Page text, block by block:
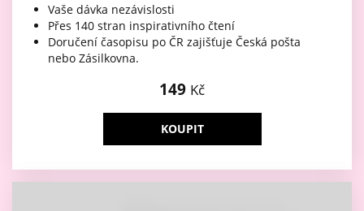
Vaše dávka nezávislosti
Přes 140 stran inspirativního čtení
Doručení časopisu po ČR zajišťuje Česká pošta
nebo Zásilkovna.
149 Kč
KOUPIT